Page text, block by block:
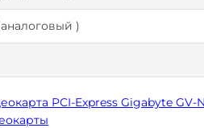
)
PCI-Express Gigabyte GV-